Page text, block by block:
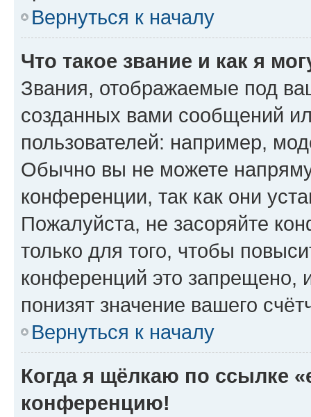
Вернуться к началу
Что такое звание и как я
Звания, отображаемые под
созданных вами сообщений
пользователей: например,
Обычно вы не можете
конференции, так как они
Пожалуйста, не засоряйте
только для того, чтобы
конференций это запрещено,
понизят значение вашего
Вернуться к началу
Когда я щёлкаю по ссылке
конференцию!